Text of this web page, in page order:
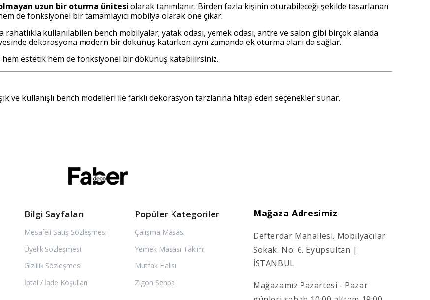
uzun bir oturma ünitesi olarak tanımlanır. Birden fazla kişinin oturabileceği şekilde tasarlanan
de fonksiyonel bir tamamlayıcı mobilya olarak öne çıkar.
rahatlıkla kullanılabilen bench mobilyalar; yatak odası, yemek odası, antre ve salon gibi birçok alanda
dekorasyona modern bir dokunuş katarken aynı zamanda ek oturma alanı da sağlar.
hem estetik hem de fonksiyonel bir dokunuş katabilirsiniz.
ve kullanışlı bench modelleri ile farklı dekorasyon tarzlarına hitap eden seçenekler sunar.
Bilgi Sayfaları
Mesafeli Satış Sözleşmesi
Üyelik Sözleşmesi
Gizlilik Sözleşmesi
İptal / İade Koşulları
Popüler Kategoriler
Çalışma Masası
Yemek Masası Takımı
Mutfak Halısı
Zigon Sehpa
Mağaza Adresimiz
Defterdar Mahallesi. Mobilyacılar
Sokak. No: 6. Eyüpsultan |
İSTANBUL
Mağazamız Pazartesi - Pazar